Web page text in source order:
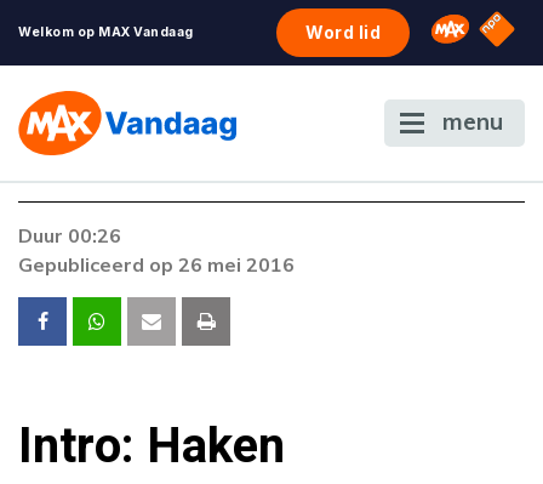
Welkom op MAX Vandaag Word lid Omroep
NPO
menu
Duur 00:26
Gepubliceerd op 26 mei 2016
Intro: Haken